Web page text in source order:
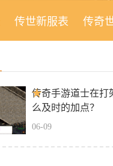
传世新服表 传奇
传奇手游道士在打
么及时的加点？
06-09